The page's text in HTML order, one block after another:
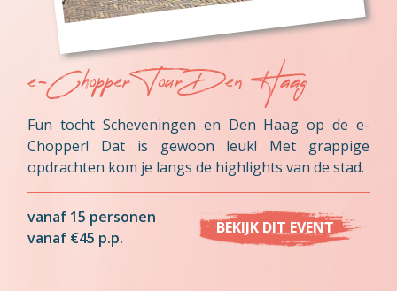
e-Chopper Tour Den Haag
Fun tocht Scheveningen en Den Haag op de e-
Chopper! Dat is gewoon leuk! Met grappige
opdrachten kom je langs de highlights van de stad.
vanaf 15 personen
vanaf €45 p.p.
BEKIJK DIT EVENT